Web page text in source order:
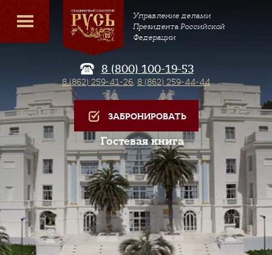
Управление делами
Президента Российской
Федерации
8 (800) 100-19-53
8 (862) 259-41-26, 8 (862) 259-44-44
ЗАБРОНИРОВАТЬ
Гостевая книга